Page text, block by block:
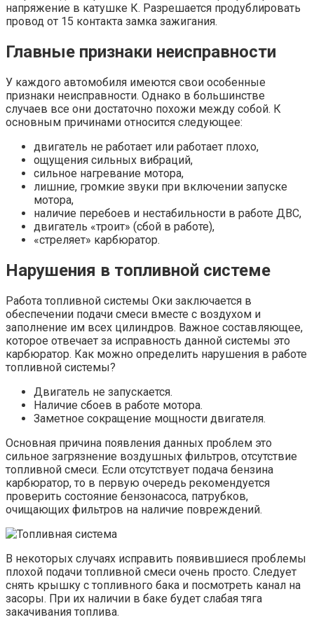
напряжение в катушке К. Разрешается продублировать
провод от 15 контакта замка зажигания.
Главные признаки неисправности
У каждого автомобиля имеются свои особенные
признаки неисправности. Однако в большинстве
случаев все они достаточно похожи между собой. К
основным причинами относится следующее:
двигатель не работает или работает плохо,
ощущения сильных вибраций,
сильное нагревание мотора,
лишние, громкие звуки при включении запуске
мотора,
наличие перебоев и нестабильности в работе ДВС,
двигатель «троит» (сбой в работе),
«стреляет» карбюратор.
Нарушения в топливной системе
Работа топливной системы Оки заключается в
обеспечении подачи смеси вместе с воздухом и
заполнение им всех цилиндров. Важное составляющее,
которое отвечает за исправность данной системы это
карбюратор. Как можно определить нарушения в работе
топливной системы?
Двигатель не запускается.
Наличие сбоев в работе мотора.
Заметное сокращение мощности двигателя.
Основная причина появления данных проблем это
сильное загрязнение воздушных фильтров, отсутствие
топливной смеси. Если отсутствует подача бензина
карбюратор, то в первую очередь рекомендуется
проверить состояние бензонасоса, патрубков,
очищающих фильтров на наличие повреждений.
В некоторых случаях исправить появившиеся проблемы
плохой подачи топливной смеси очень просто. Следует
снять крышку с топливного бака и посмотреть канал на
засоры. При их наличии в баке будет слабая тяга
закачивания топлива.